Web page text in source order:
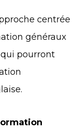
centrée
généraux
pourront